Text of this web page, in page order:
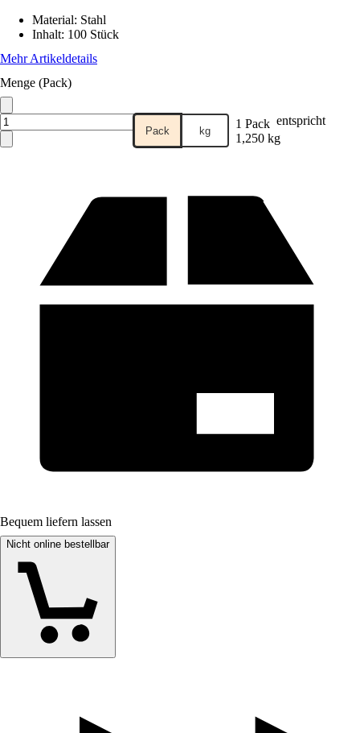
Material: Stahl
Inhalt: 100 Stück
Mehr Artikeldetails
Menge (Pack)
Pack kg 1 Pack entspricht
1,250 kg
Bequem liefern lassen
Nicht online bestellbar